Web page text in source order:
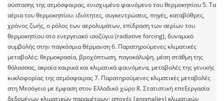
σύστασης της ατμόσφαιρας, ενισχυμένο φαινόμενο του θερμοκηπίου 5. Τα
αέρια του θερμοκηπίου: ιδιότητες, συγκεντρώσεις, πηγές, καταβόθρες,
χρόνος ζωής, ο ρόλος των αερολυμάτων, επίδραση των αερίων του
θερμοκηπίου στο ενεργειακό ισοζύγιο (radiative forcing), δυναμικό
συμβολής στην παγκόσμια θέρμανση 6. Παρατηρούμενες κλιματικές
μεταβολές: θερμοκρασία, βροχόπτωση, παγοκάλυψη, μέση στάθμη της
θάλασσας, ακραία καιρικά και κλιματικά φαινόμενα, μεταβολές της γενικής
κυκλοφορίας της ατμόσφαιρας 7. Παρατηρούμενες κλιματικές μεταβολές
στη Μεσόγειο με έμφαση στον Ελλαδικό χώρο 8. Στατιστική επεξεργασία
δεδομένων κλιματικών παραμέτρων: αποχές (anomalies) κλιματικών